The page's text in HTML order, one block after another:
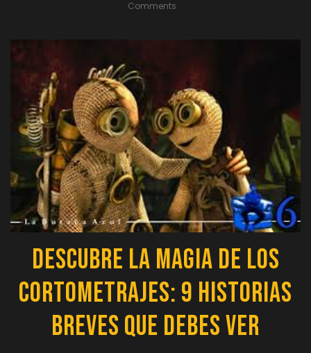
Comments
Descubre la Magia de los
Cortometrajes: 9 Historias
Breves que Debes Ver